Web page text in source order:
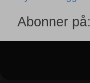
Abonner på: